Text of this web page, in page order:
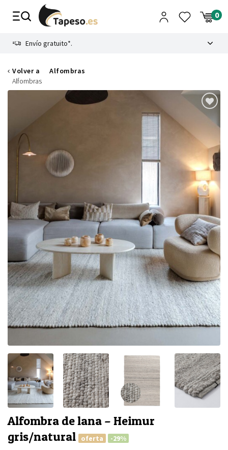
Envío gratuito*.
Volver a
Alfombras
Alfombras
Alfombra de lana – Heimur
gris/natural
oferta -29%